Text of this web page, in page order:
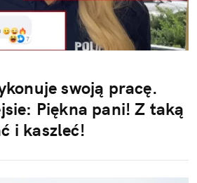
swoją pracę.
Piękna pani! Z taką
i kaszleć!